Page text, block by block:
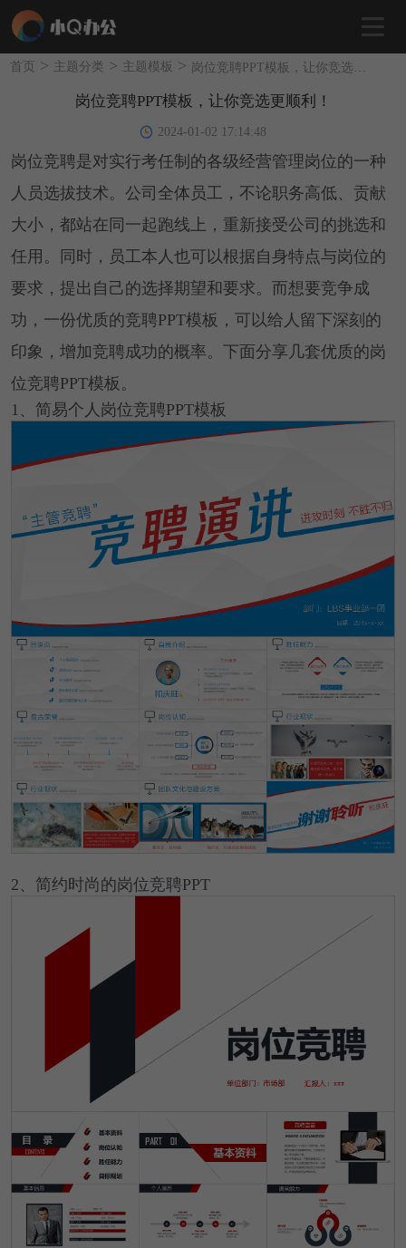
首页 > 主题分类 > 主题模板 >
岗位竞聘PPT模板，让你竞选更顺利！
2024-01-02 17:14:48
岗位竞聘是对实行考任制的各级经营管理岗位的一种
人员选拔技术。公司全体员工，不论职务高低、贡献
大小，都站在同一起跑线上，重新接受公司的挑选和
任用。同时，员工本人也可以根据自身特点与岗位的
要求，提出自己的选择期望和要求。而想要竞争成
功，一份优质的竞聘PPT模板，可以给人留下深刻的
印象，增加竞聘成功的概率。下面分享几套优质的岗
位竞聘PPT模板。
1、简易个人岗位竞聘PPT模板
2、简约时尚的岗位竞聘PPT